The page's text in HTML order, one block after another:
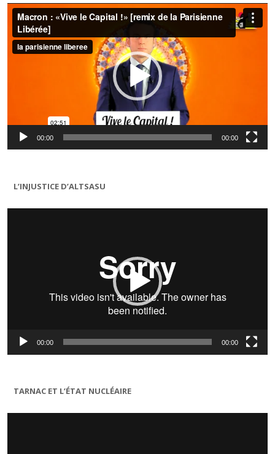
Lecteur
vidéo
00:00 00:00
L’INJUSTICE D’ALTSASU
Lecteur
00:00 00:00
TARNAC ET L’ÉTAT NUCLÉAIRE
Lecteur